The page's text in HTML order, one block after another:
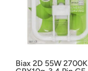
Biax 2D 55W 2700K